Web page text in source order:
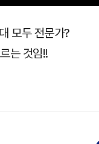
모두 전문가?
는 것임!!